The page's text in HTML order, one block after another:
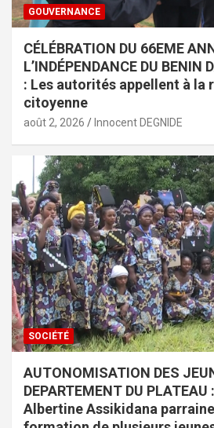
GOUVERNANCE
CÉLÉBRATION DU 66EME
L’INDÉPENDANCE DU BENIN
: Les autorités appellent à la
citoyenne
août 2, 2026 Innocent DEGNIDE
SOCIÉTÉ
AUTONOMISATION DES
DEPARTEMENT DU
Albertine Assikidana